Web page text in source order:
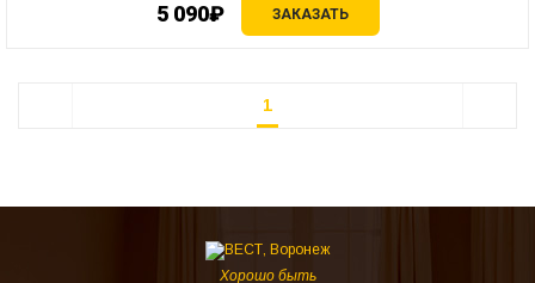
5 090₽ ЗАКАЗАТЬ
1
Хорошо быть